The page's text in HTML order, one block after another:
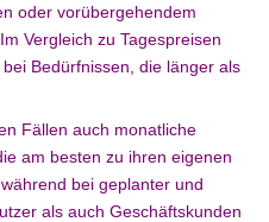
oder vorübergehendem
Vergleich zu Tagespreisen
Bedürfnissen, die länger als
Fällen auch monatliche
am besten zu ihren eigenen
bei geplanter und
als auch Geschäftskunden